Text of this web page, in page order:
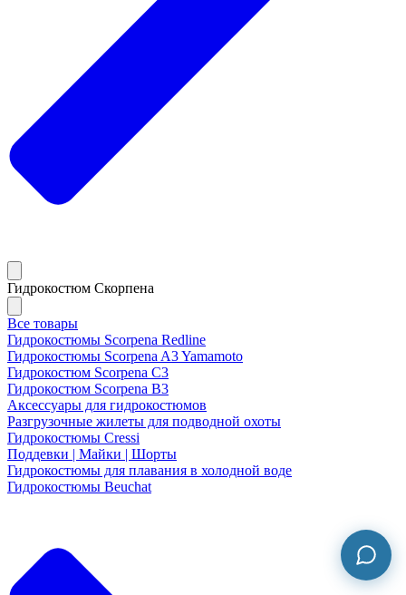
Гидрокостюм Скорпена
Все товары
Гидрокостюмы Scorpena Redline
Гидрокостюмы Scorpena A3 Yamamoto
Гидрокостюм Scorpena C3
Гидрокостюм Scorpena B3
Аксессуары для гидрокостюмов
Разгрузочные жилеты для подводной охоты
Гидрокостюмы Cressi
Поддевки | Майки | Шорты
Гидрокостюмы для плавания в холодной воде
Гидрокостюмы Beuchat